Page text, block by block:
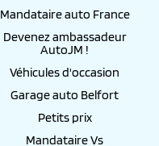
Mandataire auto France
Devenez ambassadeur
AutoJM !
Véhicules d'occasion
Garage auto Belfort
Petits prix
Mandataire Vs